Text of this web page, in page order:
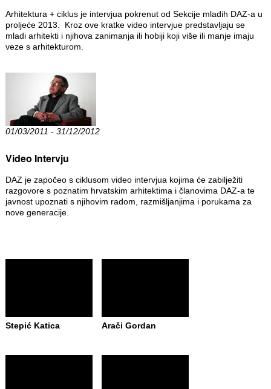
Arhitektura + ciklus je intervjua pokrenut od Sekcije mladih DAZ-a u
proljeće 2013. Kroz ove kratke video intervjue predstavljaju se
mladi arhitekti i njihova zanimanja ili hobiji koji više ili manje imaju
veze s arhitekturom.
01/03/2011 - 31/12/2012
Video Intervju
DAZ je započeo s ciklusom video intervjua kojima će zabilježiti
razgovore s poznatim hrvatskim arhitektima i članovima DAZ-a te
javnost upoznati s njihovim radom, razmišljanjima i porukama za
nove generacije.
Stepić Katica Arači Gordan